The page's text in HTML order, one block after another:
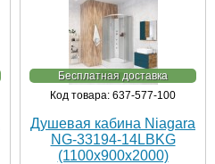
Бесплатная доставка
Код товара: 637-577-100
Душевая кабина Niagara
NG-33194-14LBKG
(1100х900х2000)